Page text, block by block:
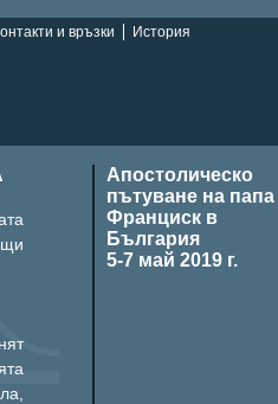
и връзки История
Апостолическо
пътуване на папа
Франциск в
България
5-7 май 2019 г.